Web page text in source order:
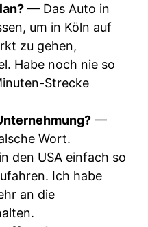
— Das Auto in
um in Köln auf
zu gehen,
Habe noch nie so
Strecke
—
Wort.
den USA einfach so
Ich habe
an die